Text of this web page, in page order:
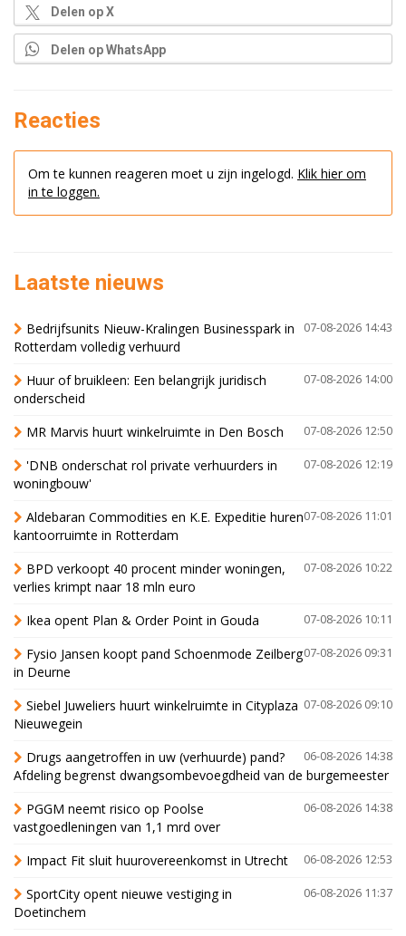
Delen op X
Delen op WhatsApp
Reacties
Om te kunnen reageren moet u zijn ingelogd. Klik hier om
in te loggen.
Laatste nieuws
07-08-2026 14:43
Bedrijfsunits Nieuw-Kralingen Businesspark in
Rotterdam volledig verhuurd
07-08-2026 14:00
Huur of bruikleen: Een belangrijk juridisch
onderscheid
07-08-2026 12:50
MR Marvis huurt winkelruimte in Den Bosch
07-08-2026 12:19
'DNB onderschat rol private verhuurders in
woningbouw'
07-08-2026 11:01
Aldebaran Commodities en K.E. Expeditie huren
kantoorruimte in Rotterdam
07-08-2026 10:22
BPD verkoopt 40 procent minder woningen,
verlies krimpt naar 18 mln euro
07-08-2026 10:11
Ikea opent Plan & Order Point in Gouda
07-08-2026 09:31
Fysio Jansen koopt pand Schoenmode Zeilberg
in Deurne
07-08-2026 09:10
Siebel Juweliers huurt winkelruimte in Cityplaza
Nieuwegein
06-08-2026 14:38
Drugs aangetroffen in uw (verhuurde) pand?
Afdeling begrenst dwangsombevoegdheid van de burgemeester
06-08-2026 14:38
PGGM neemt risico op Poolse
vastgoedleningen van 1,1 mrd over
06-08-2026 12:53
Impact Fit sluit huurovereenkomst in Utrecht
06-08-2026 11:37
SportCity opent nieuwe vestiging in
Doetinchem